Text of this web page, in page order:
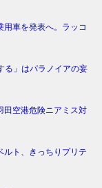
車を発表へ。ラッコ
る」はパラノイアの妄
田空港危険ニアミス対
ルト、きっちりプリテ